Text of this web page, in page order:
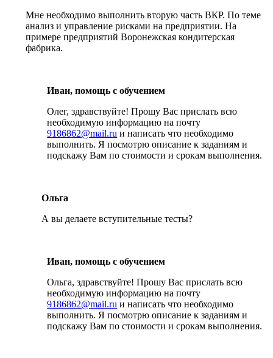
Мне необходимо выполнить вторую часть ВКР. По теме
анализ и управление рисками на предприятии. На
примере предприятий Воронежская кондитерская
фабрика.
Иван, помощь с обучением
Олег, здравствуйте! Прошу Вас прислать всю
необходимую информацию на почту
9186862@mail.ru и написать что необходимо
выполнить. Я посмотрю описание к заданиям и
подскажу Вам по стоимости и срокам выполнения.
Ольга
А вы делаете вступительные тесты?
Иван, помощь с обучением
Ольга, здравствуйте! Прошу Вас прислать всю
необходимую информацию на почту
9186862@mail.ru и написать что необходимо
выполнить. Я посмотрю описание к заданиям и
подскажу Вам по стоимости и срокам выполнения.